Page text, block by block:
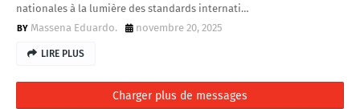
nationales à la lumière des standards internati…
Massena Eduardo.
novembre 20, 2025
LIRE PLUS
Charger plus de messages